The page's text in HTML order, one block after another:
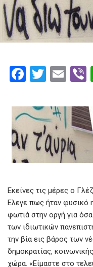
F
ce
b
o
o
T
tt
er
E
ail er
Εκείνες τις μέρες ο
Ελεγε πως ήταν φυσικό
φωτιά στην οργή για
των ιδιωτικών
την βία εις βάρος των
δημοκρατίας,
χώρα. «Είμαστε στο